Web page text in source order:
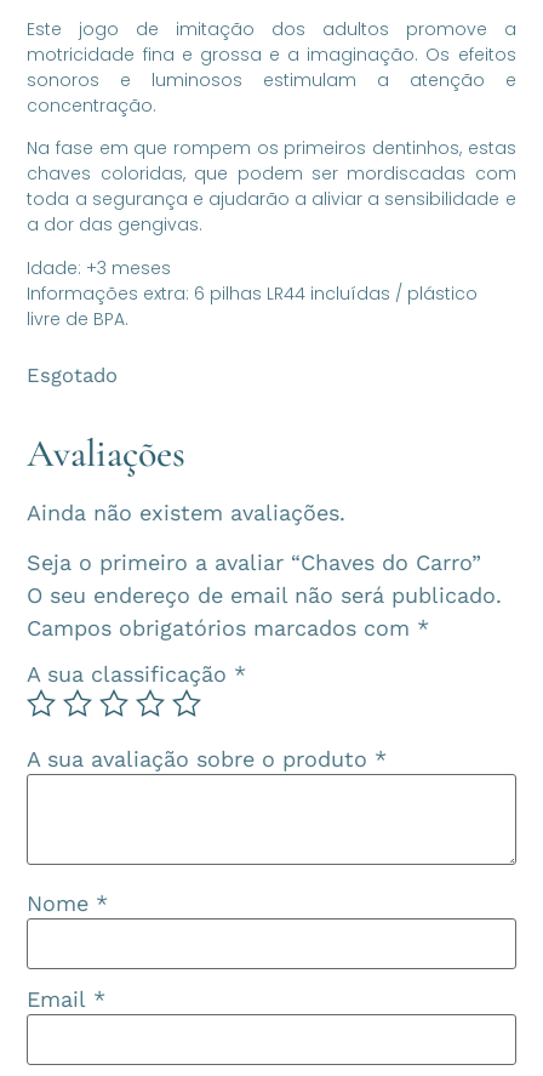
Este jogo de imitação dos adultos promove a
motricidade fina e grossa e a imaginação. Os efeitos
sonoros e luminosos estimulam a atenção e
concentração.
Na fase em que rompem os primeiros dentinhos, estas
chaves coloridas, que podem ser mordiscadas com
toda a segurança e ajudarão a aliviar a sensibilidade e
a dor das gengivas.
Idade: +3 meses
Informações extra: 6 pilhas LR44 incluídas / plástico
livre de BPA.
Esgotado
Avaliações
Ainda não existem avaliações.
Seja o primeiro a avaliar “Chaves do Carro”
O seu endereço de email não será publicado.
Campos obrigatórios marcados com *
A sua classificação *
A sua avaliação sobre o produto *
Nome *
Email *